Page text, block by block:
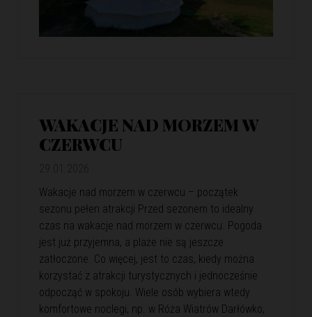
WAKACJE NAD MORZEM W
CZERWCU
Wakacje nad morzem w czerwcu – początek
sezonu pełen atrakcji Przed sezonem to idealny
czas na wakacje nad morzem w czerwcu. Pogoda
jest już przyjemna, a plaże nie są jeszcze
zatłoczone. Co więcej, jest to czas, kiedy można
korzystać z atrakcji turystycznych i jednocześnie
odpocząć w spokoju. Wiele osób wybiera wtedy
komfortowe noclegi, np. w Róża Wiatrów Darłówko,